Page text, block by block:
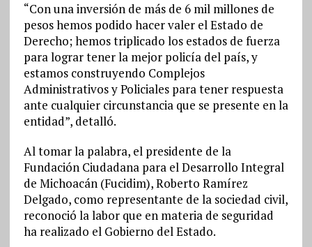
“Con una inversión de más de 6 mil millones de
pesos hemos podido hacer valer el Estado de
Derecho; hemos triplicado los estados de fuerza
para lograr tener la mejor policía del país, y
estamos construyendo Complejos
Administrativos y Policiales para tener respuesta
ante cualquier circunstancia que se presente en la
entidad”, detalló.
Al tomar la palabra, el presidente de la
Fundación Ciudadana para el Desarrollo Integral
de Michoacán (Fucidim), Roberto Ramírez
Delgado, como representante de la sociedad civil,
reconoció la labor que en materia de seguridad
ha realizado el Gobierno del Estado.